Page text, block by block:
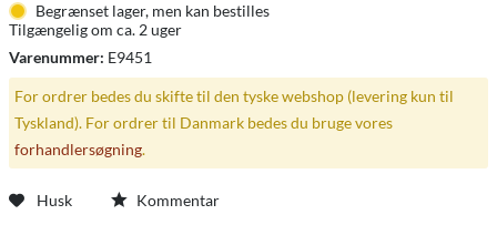
Begrænset lager, men kan bestilles
Tilgængelig om ca. 2 uger
Varenummer: E9451
For ordrer bedes du skifte til den tyske webshop (levering kun til
Tyskland). For ordrer til Danmark bedes du bruge vores
forhandlersøgning.
Husk Kommentar